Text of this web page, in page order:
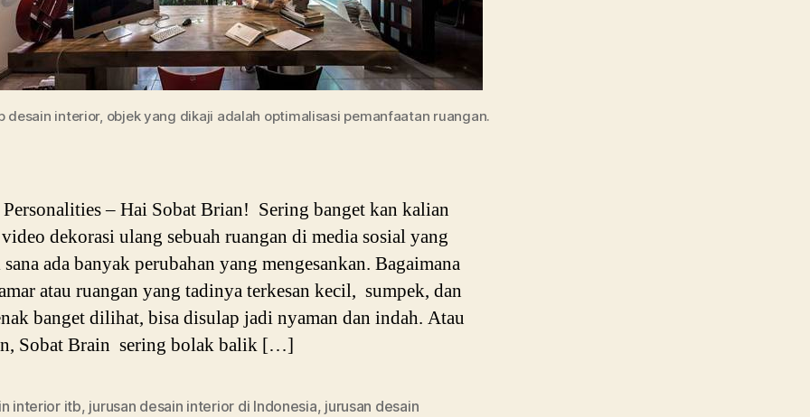
desain interior, objek yang dikaji adalah optimalisasi pemanfaatan ruangan.
– Hai Sobat Brian! Sering banget kan kalian
dekorasi ulang sebuah ruangan di media sosial yang
ada banyak perubahan yang mengesankan. Bagaimana
atau ruangan yang tadinya terkesan kecil, sumpek, dan
banget dilihat, bisa disulap jadi nyaman dan indah. Atau
Sobat Brain sering bolak balik […]
interior itb, jurusan desain interior di Indonesia, jurusan desain